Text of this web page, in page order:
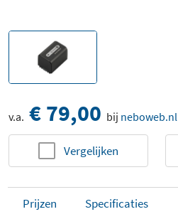
v.a. € 79,00 bij neboweb.nl
Vergelijken
Prijzen Specificaties